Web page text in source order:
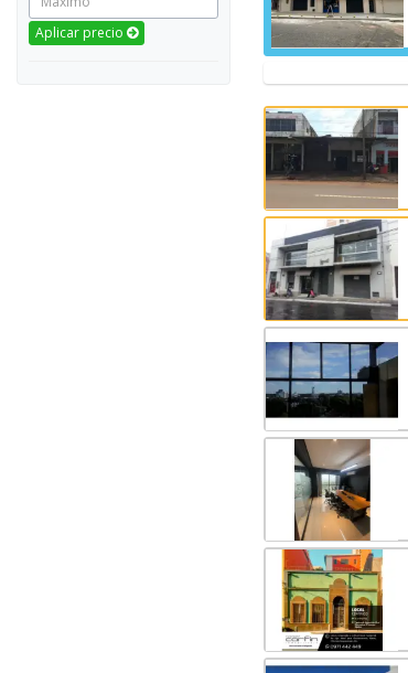
Aplicar precio